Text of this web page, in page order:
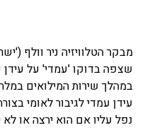
מבקר הטלוויזיה ניר וולף
שצפה בדוקו 'עמדי' על
במהלך שירות המילואים
עידן עמדי לגיבור לאומי
נפל עליו אם הוא ירצה או לא